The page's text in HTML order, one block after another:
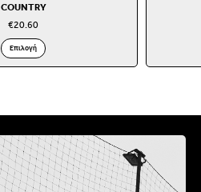
COUNTRY
€20.60
Επιλογή